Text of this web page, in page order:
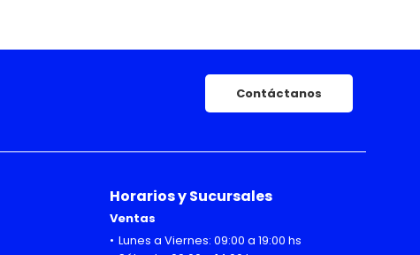
Contáctanos
Horarios y Sucursales
Ventas
Lunes a Viernes: 09:00 a 19:00 hs